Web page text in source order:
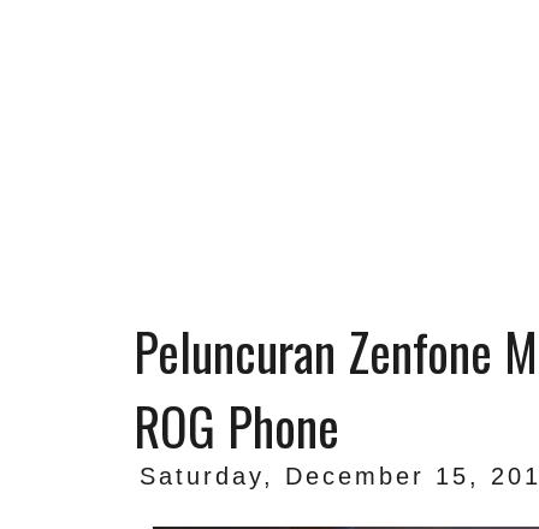
Peluncuran Zenfone
ROG Phone
Saturday, December 15,